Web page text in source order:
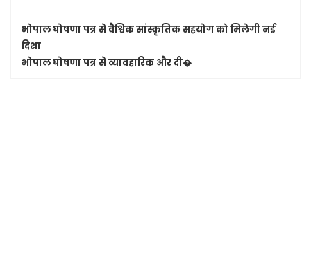
भोपाल घोषणा पत्र से वैश्विक सांस्कृतिक सहयोग को मिलेगी नई
दिशा
भोपाल घोषणा पत्र से व्यावहारिक और दी�